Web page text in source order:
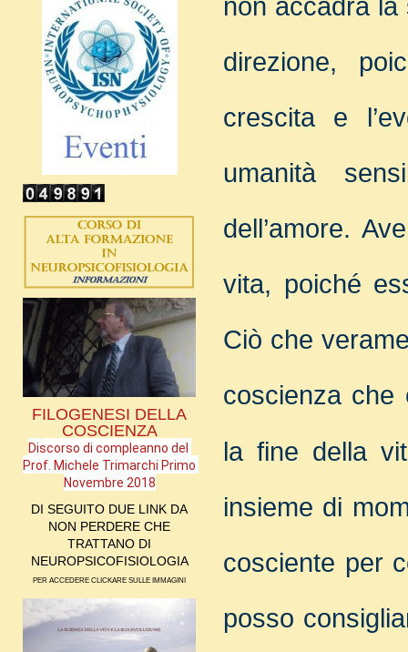
non accadrà la
direzione,
crescita e
umanità
dell’amore.
vita, poiché
Ciò che
coscienza che
la fine della
insieme di
cosciente per
posso
FILOGENESI DELLA
COSCIENZA
Discorso di compleanno del
Prof. Michele Trimarchi Primo
Novembre 2018
DI SEGUITO DUE LINK DA
NON PERDERE CHE
TRATTANO DI
NEUROPSICOFISIOLOGIA
PER ACCEDERE CLICKARE SULLE IMMAGINI